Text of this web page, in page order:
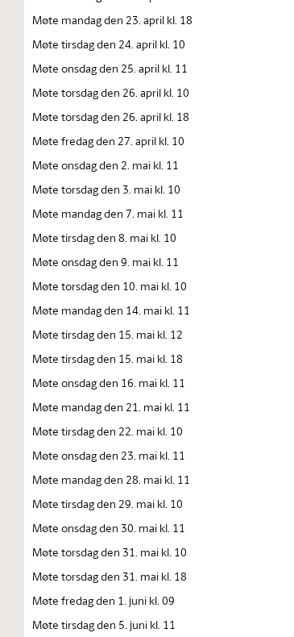
Møte mandag den 23. april kl. 18
Møte tirsdag den 24. april kl. 10
Møte onsdag den 25. april kl. 11
Møte torsdag den 26. april kl. 10
Møte torsdag den 26. april kl. 18
Møte fredag den 27. april kl. 10
Møte onsdag den 2. mai kl. 11
Møte torsdag den 3. mai kl. 10
Møte mandag den 7. mai kl. 11
Møte tirsdag den 8. mai kl. 10
Møte onsdag den 9. mai kl. 11
Møte torsdag den 10. mai kl. 10
Møte mandag den 14. mai kl. 11
Møte tirsdag den 15. mai kl. 12
Møte tirsdag den 15. mai kl. 18
Møte onsdag den 16. mai kl. 11
Møte mandag den 21. mai kl. 11
Møte tirsdag den 22. mai kl. 10
Møte onsdag den 23. mai kl. 11
Møte mandag den 28. mai kl. 11
Møte tirsdag den 29. mai kl. 10
Møte onsdag den 30. mai kl. 11
Møte torsdag den 31. mai kl. 10
Møte torsdag den 31. mai kl. 18
Møte fredag den 1. juni kl. 09
Møte tirsdag den 5. juni kl. 11